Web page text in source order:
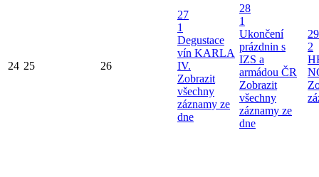
24 25 26
27
1
Degustace
vín KARLA
IV.
Zobrazit
všechny
záznamy ze
dne
28
1
Ukončení
prázdnin s
IZS a
armádou ČR
Zobrazit
všechny
záznamy ze
dne
29
2